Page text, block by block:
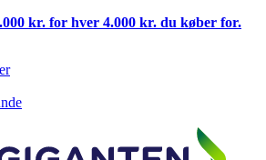
kr. for hver 4.000 kr. du køber for.